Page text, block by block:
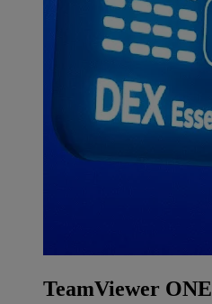
TeamViewer ONE